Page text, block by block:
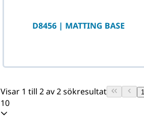
D8456 | MATTING BASE
Visar 1 till 2 av 2 sökresultat 1
10